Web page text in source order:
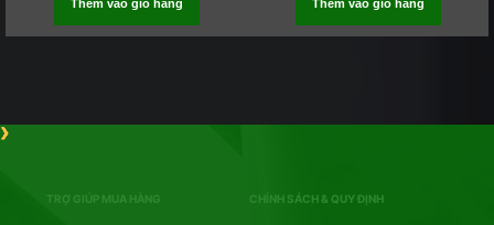
Thêm vào giỏ hàng Thêm vào giỏ hàng
TRỢ GIÚP MUA HÀNG CHÍNH SÁCH & QUY ĐỊNH